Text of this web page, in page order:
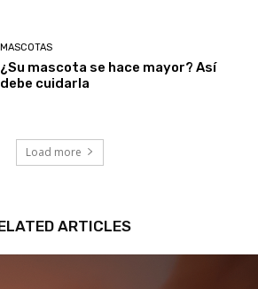
MASCOTAS
¿Su mascota se hace mayor? Así
Load more